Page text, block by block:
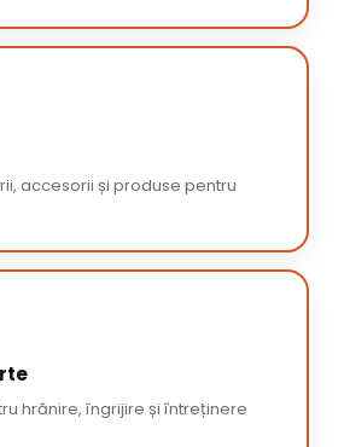
accesorii și produse pentru
hrănire, îngrijire și întreținere